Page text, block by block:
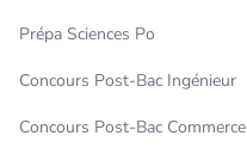
Prépa Sciences Po
Concours Post-Bac Ingénieur
Concours Post-Bac Commerce